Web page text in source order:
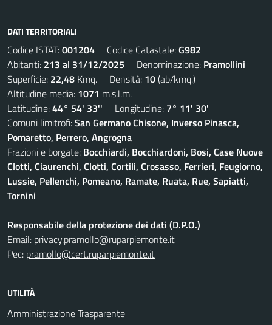
DATI TERRITORIALI
Codice ISTAT:001204 Codice Catastale:G982
Abitanti: 213 al 31/12/2025 Denominazione: Pramollini
Superficie: 22,48 Kmq. Densità: 10(ab/kmq.)
Altitudine media: 1071 m.s.l.m.
Latitudine:44° 54' 33'' Longitudine: 7° 11' 30'
Comuni limitrofi:San Germano Chisone, Inverso Pinasca,
Pomaretto, Perrero, Angrogna
Frazioni e borgate: Bocchiardi, Bocchiardoni, Bosi, Case Nuove
Clotti, Ciaurenchi, Clotti, Cortili, Crosasso, Ferrieri, Feugiorno,
Lussie, Pellenchi, Pomeano, Ramate, Ruata, Rue, Sapiatti,
Tornini
Responsabile della protezione dei dati (D.P.O.)
Email: privacy.pramollo@ruparpiemonte.it
Pec: pramollo@cert.ruparpiemonte.it
UTILITÀ
Amministrazione Trasparente